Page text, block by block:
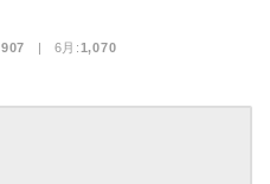
907 | 6月:1,070